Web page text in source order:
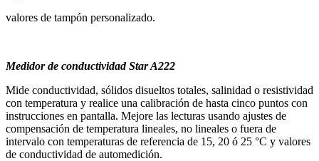
valores de tampón personalizado.
Medidor de conductividad Star A222
Mide conductividad, sólidos disueltos totales, salinidad o resistividad
con temperatura y realice una calibración de hasta cinco puntos con
instrucciones en pantalla. Mejore las lecturas usando ajustes de
compensación de temperatura lineales, no lineales o fuera de
intervalo con temperaturas de referencia de 15, 20 ó 25 °C y valores
de conductividad de automedición.